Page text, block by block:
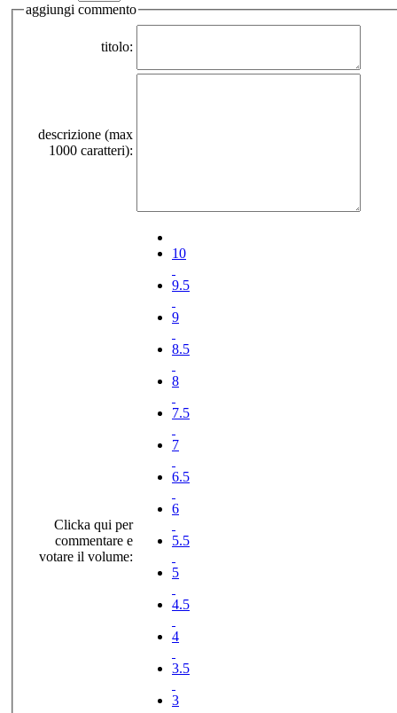
aggiungi commento
titolo:
descrizione (max
1000 caratteri):
Clicka qui per
commentare e
votare il volume:
10
9.5
9
8.5
8
7.5
7
6.5
6
5.5
5
4.5
4
3.5
3